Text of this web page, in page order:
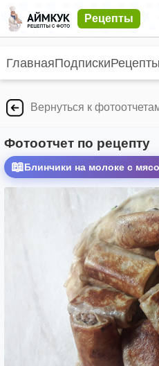
Рецепты
ГлавнаяПодпискиРецепты
Вернуться к
Фотоотчет по рецепту
📖Блинчики на молоке с